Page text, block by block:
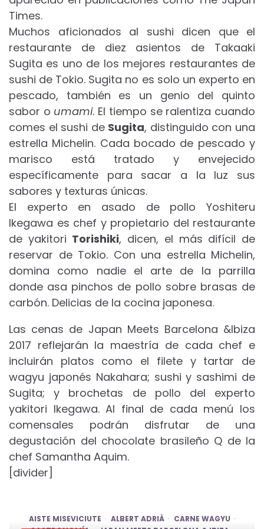
Times.
Muchos aficionados al sushi dicen que el
restaurante de diez asientos de Takaaki
Sugita es uno de los mejores restaurantes de
sushi de Tokio. Sugita no es solo un experto en
pescado, también es un genio del quinto
sabor o umami. El tiempo se ralentiza cuando
comes el sushi de Sugita, distinguido con una
estrella Michelin. Cada bocado de pescado y
marisco está tratado y envejecido
específicamente para sacar a la luz sus
sabores y texturas únicas.
El experto en asado de pollo Yoshiteru
Ikegawa es chef y propietario del restaurante
de yakitori Torishiki, dicen, el más difícil de
reservar de Tokio. Con una estrella Michelin,
domina como nadie el arte de la parrilla
donde asa pinchos de pollo sobre brasas de
carbón. Delicias de la cocina japonesa.
Las cenas de Japan Meets Barcelona &Ibiza
2017 reflejarán la maestría de cada chef e
incluirán platos como el filete y tartar de
wagyu japonés Nakahara; sushi y sashimi de
Sugita; y brochetas de pollo del experto
yakitori Ikegawa. Al final de cada menú los
comensales podrán disfrutar de una
degustación del chocolate brasileño Q de la
chef Samantha Aquim.
[divider]
AISTE MISEVICIUTE ALBERT ADRIÀ
CARNE WAGYU